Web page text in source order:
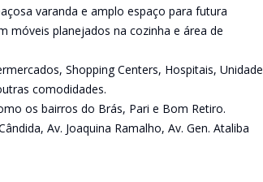
varanda e amplo espaço para futura
móveis planejados na cozinha e área de
Shopping Centers, Hospitais, Unidade
comodidades.
os bairros do Brás, Pari e Bom Retiro.
Av. Joaquina Ramalho, Av. Gen. Ataliba